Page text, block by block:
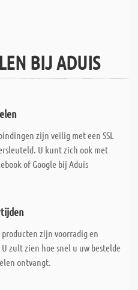
BIJ ADUIS
zijn veilig met een SSL
U kunt zich ook met
of Google bij Aduis
producten zijn voorradig en
U zult zien hoe snel u uw bestelde
ontvangt.